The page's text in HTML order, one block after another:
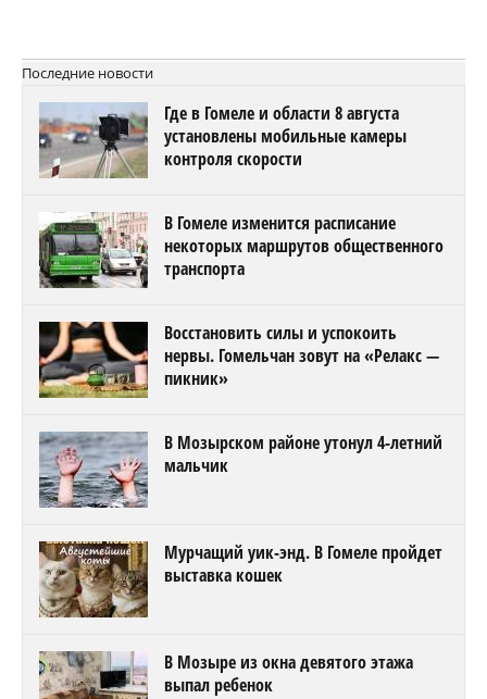
Последние новости
Где в Гомеле и области 8 августа
установлены мобильные камеры
контроля скорости
В Гомеле изменится расписание
некоторых маршрутов общественного
транспорта
Восстановить силы и успокоить
нервы. Гомельчан зовут на «Релакс —
пикник»
В Мозырском районе утонул 4-летний
мальчик
Мурчащий уик-энд. В Гомеле пройдет
выставка кошек
В Мозыре из окна девятого этажа
выпал ребенок